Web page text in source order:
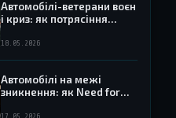
Автомобілі-ветерани воєн
і криз: як потрясіння
відображалися на
18.05.2026
Автомобілі на межі
зникнення: як Need for
17.05.2026